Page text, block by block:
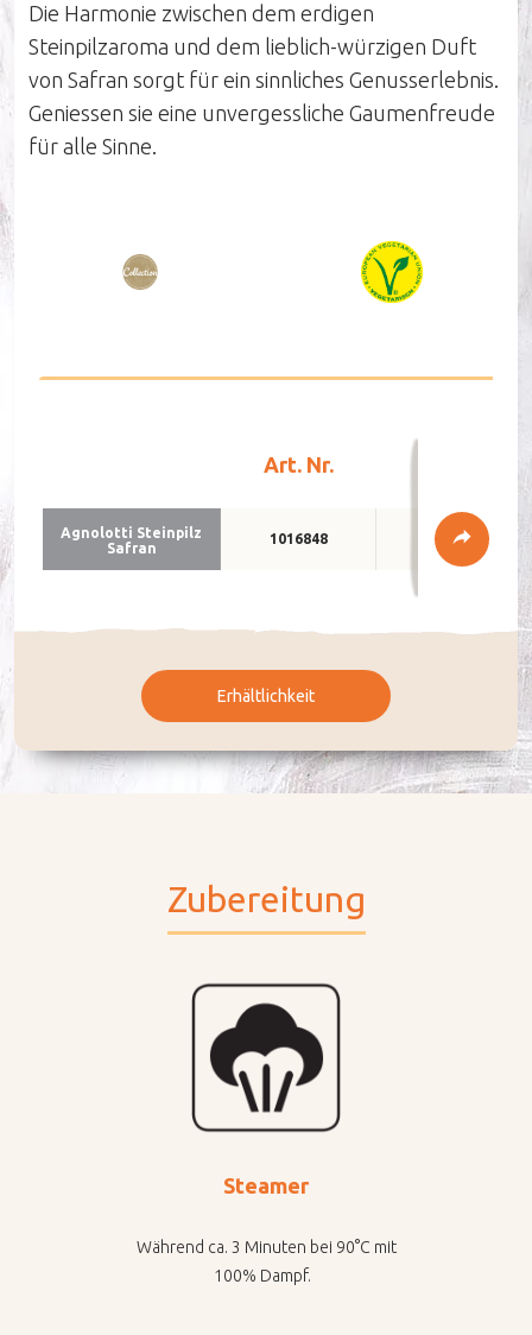
Arbeiten bei Pastinella
Unser Verkaufsteam
Die Harmonie zwischen dem erdigen
Steinpilzaroma und dem lieblich-würzigen Duft
von Safran sorgt für ein sinnliches Genusserlebnis.
Geniessen sie eine unvergessliche Gaumenfreude
für alle Sinne.
Art. Nr.
Agno­lot­ti Stein­pilz
Sa­fran
1016848 2 x 2kg
Erhältlichkeit
Zubereitung
Steamer
Während ca. 3 Minuten bei 90°C mit
100% Dampf.